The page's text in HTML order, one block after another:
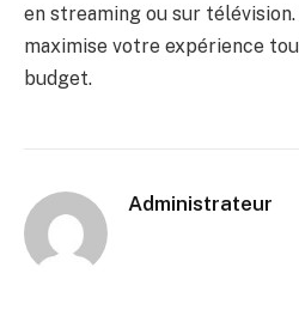
en streaming ou sur télévision.
maximise votre expérience
budget.
Administrateur